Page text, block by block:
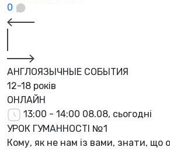
0
АНГЛОЯЗЫЧНЫЕ СОБЫТИЯ
12-18 років
ОНЛАЙН
13:00 - 14:00 08.08, сьогодні
УРОК ГУМАННОСТІ №1
Кому, як не нам із вами, знати, що